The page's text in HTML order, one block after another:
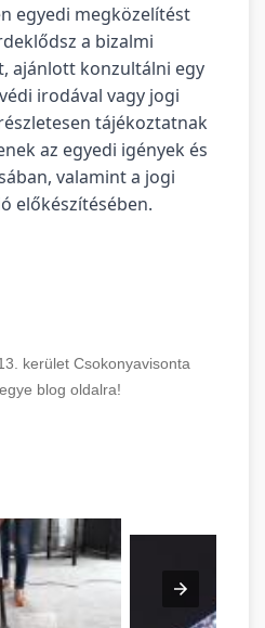
egyedi megközelítést
a bizalmi
ajánlott konzultálni egy
irodával vagy jogi
tájékoztatnak
az egyedi igények és
valamint a jogi
előkészítésében.
kerület Csokonyavisonta
blog oldalra!